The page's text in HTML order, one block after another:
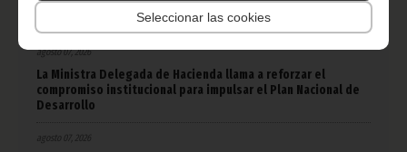
Seleccionar las cookies
ÚLTIMAS NOTICIAS
agosto 07, 2026
La Ministra Delegada de Hacienda llama a reforzar el
compromiso institucional para impulsar el Plan Nacional de
Desarrollo
agosto 07, 2026